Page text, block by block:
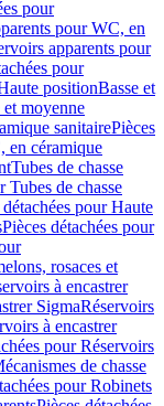
pour
pour WC, en
apparents pour
pour
positionBasse et
et moyenne
sanitairePièces
en céramique
Tubes de chasse
Tubes de chasse
détachées pour Haute
Pièces détachées pour
rosaces et
à encastrer
SigmaRéservoirs
à encastrer
pour Réservoirs
de chasse
pour Robinets